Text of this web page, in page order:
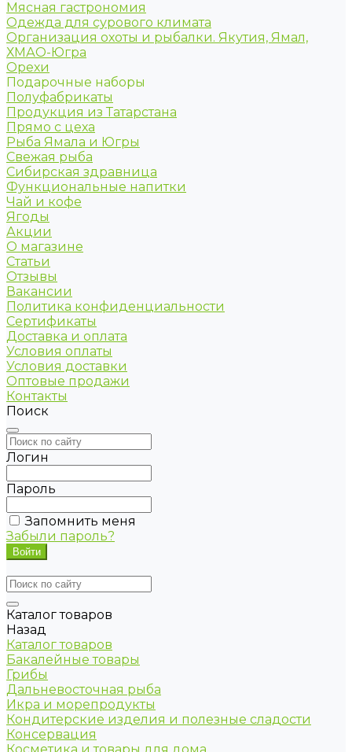
Мясная гастрономия
Одежда для сурового климата
Организация охоты и рыбалки. Якутия, Ямал,
ХМАО-Югра
Орехи
Подарочные наборы
Полуфабрикаты
Продукция из Татарстана
Прямо с цеха
Рыба Ямала и Югры
Свежая рыба
Сибирская здравница
Функциональные напитки
Чай и кофе
Ягоды
Акции
О магазине
Статьи
Отзывы
Вакансии
Политика конфиденциальности
Сертификаты
Доставка и оплата
Условия оплаты
Условия доставки
Оптовые продажи
Контакты
Поиск
Логин
Пароль
Запомнить меня
Забыли пароль?
Каталог товаров
Назад
Каталог товаров
Бакалейные товары
Грибы
Дальневосточная рыба
Икра и морепродукты
Кондитерские изделия и полезные сладости
Консервация